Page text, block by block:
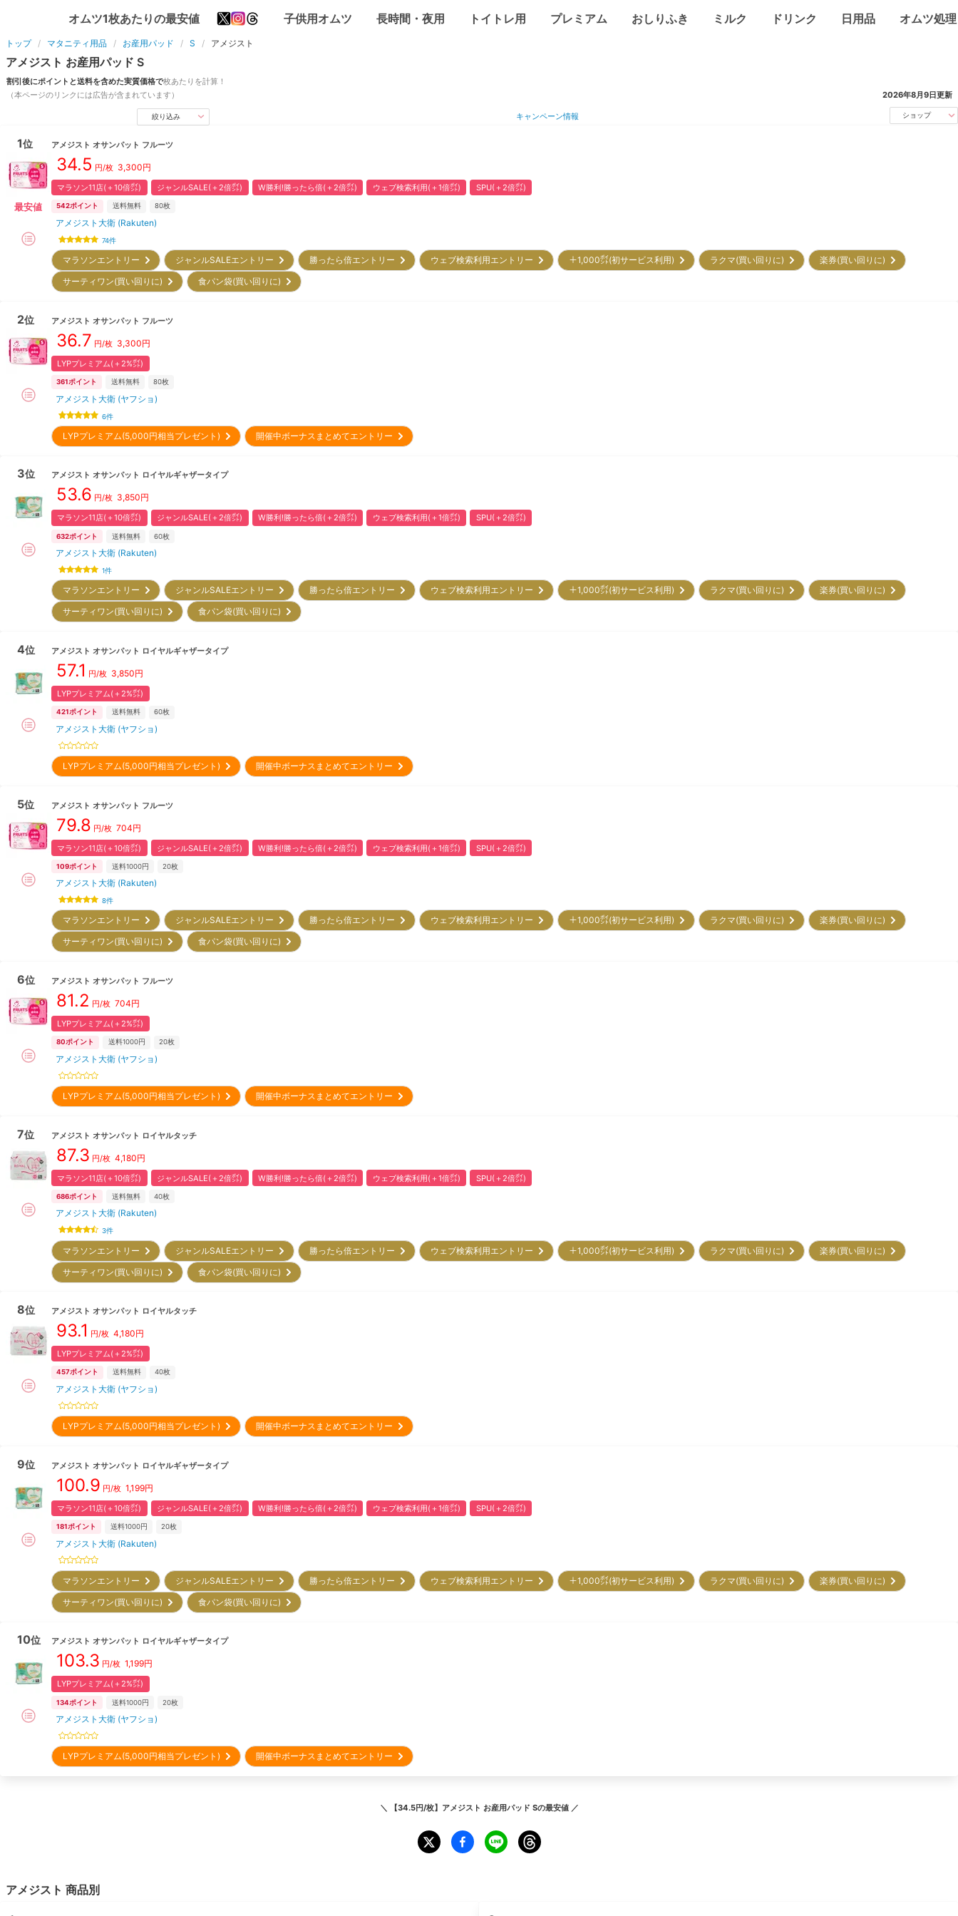
オムツ1枚あたりの最安値 子供用オムツ 長時間・夜用 トイトレ用 プレミアム おしりふき ミルク ドリンク 日用品 オムツ処理
トップ マタニティ用品 お産用パッド S アメジスト
アメジスト お産用パッド S
割引後にポイントと送料を含めた実質価格で枚あたりを計算！
（本ページのリンクには広告が含まれています）
2026年8月9日更新
絞り込み キャンペーン情報 ショップ
1位
最安値
アメジスト オサンパット フルーツ
34.5 円/枚 3,300円
マラソン11店(＋10倍㌽) ジャンルSALE(＋2倍㌽) W勝利!勝ったら倍(＋2倍㌽) ウェブ検索利用(＋1倍㌽) SPU(＋2倍㌽)
542ポイント 送料無料 80枚
アメジスト大衛 (Rakuten)
74件
マラソンエントリー ジャンルSALEエントリー 勝ったら倍エントリー ウェブ検索利用エントリー ＋1,000㌽(初サービス利用) ラクマ(買い回りに)
楽券(買い回りに)
サーティワン(買い回りに)
食パン袋(買い回りに)
2位 アメジスト オサンパット フルーツ
36.7 円/枚 3,300円
LYPプレミアム(＋2%㌽)
361ポイント 送料無料 80枚
アメジスト大衛 (ヤフショ)
6件
LYPプレミアム(5,000円相当プレゼント) 開催中ボーナスまとめてエントリー
3位 アメジスト オサンパット ロイヤルギャザータイプ
53.6 円/枚 3,850円
マラソン11店(＋10倍㌽) ジャンルSALE(＋2倍㌽) W勝利!勝ったら倍(＋2倍㌽) ウェブ検索利用(＋1倍㌽) SPU(＋2倍㌽)
632ポイント 送料無料 60枚
アメジスト大衛 (Rakuten)
1件
マラソンエントリー ジャンルSALEエントリー 勝ったら倍エントリー ウェブ検索利用エントリー ＋1,000㌽(初サービス利用) ラクマ(買い回りに)
楽券(買い回りに)
サーティワン(買い回りに)
食パン袋(買い回りに)
4位 アメジスト オサンパット ロイヤルギャザータイプ
57.1 円/枚 3,850円
LYPプレミアム(＋2%㌽)
421ポイント 送料無料 60枚
アメジスト大衛 (ヤフショ)
LYPプレミアム(5,000円相当プレゼント) 開催中ボーナスまとめてエントリー
5位 アメジスト オサンパット フルーツ
79.8 円/枚 704円
マラソン11店(＋10倍㌽) ジャンルSALE(＋2倍㌽) W勝利!勝ったら倍(＋2倍㌽) ウェブ検索利用(＋1倍㌽) SPU(＋2倍㌽)
109ポイント 送料1000円 20枚
アメジスト大衛 (Rakuten)
8件
マラソンエントリー ジャンルSALEエントリー 勝ったら倍エントリー ウェブ検索利用エントリー ＋1,000㌽(初サービス利用) ラクマ(買い回りに)
楽券(買い回りに)
サーティワン(買い回りに)
食パン袋(買い回りに)
6位 アメジスト オサンパット フルーツ
81.2 円/枚 704円
LYPプレミアム(＋2%㌽)
80ポイント 送料1000円 20枚
アメジスト大衛 (ヤフショ)
LYPプレミアム(5,000円相当プレゼント) 開催中ボーナスまとめてエントリー
7位 アメジスト オサンパット ロイヤルタッチ
87.3 円/枚 4,180円
マラソン11店(＋10倍㌽) ジャンルSALE(＋2倍㌽) W勝利!勝ったら倍(＋2倍㌽) ウェブ検索利用(＋1倍㌽) SPU(＋2倍㌽)
686ポイント 送料無料 40枚
アメジスト大衛 (Rakuten)
3件
マラソンエントリー ジャンルSALEエントリー 勝ったら倍エントリー ウェブ検索利用エントリー ＋1,000㌽(初サービス利用) ラクマ(買い回りに)
楽券(買い回りに)
サーティワン(買い回りに)
食パン袋(買い回りに)
8位 アメジスト オサンパット ロイヤルタッチ
93.1 円/枚 4,180円
LYPプレミアム(＋2%㌽)
457ポイント 送料無料 40枚
アメジスト大衛 (ヤフショ)
LYPプレミアム(5,000円相当プレゼント) 開催中ボーナスまとめてエントリー
9位 アメジスト オサンパット ロイヤルギャザータイプ
100.9 円/枚 1,199円
マラソン11店(＋10倍㌽) ジャンルSALE(＋2倍㌽) W勝利!勝ったら倍(＋2倍㌽) ウェブ検索利用(＋1倍㌽) SPU(＋2倍㌽)
181ポイント 送料1000円 20枚
アメジスト大衛 (Rakuten)
マラソンエントリー ジャンルSALEエントリー 勝ったら倍エントリー ウェブ検索利用エントリー ＋1,000㌽(初サービス利用) ラクマ(買い回りに)
楽券(買い回りに)
サーティワン(買い回りに)
食パン袋(買い回りに)
10位 アメジスト オサンパット ロイヤルギャザータイプ
103.3 円/枚 1,199円
LYPプレミアム(＋2%㌽)
134ポイント 送料1000円 20枚
アメジスト大衛 (ヤフショ)
LYPプレミアム(5,000円相当プレゼント) 開催中ボーナスまとめてエントリー
＼ 【34.5円/枚】アメジスト お産用パッド Sの最安値 ／
アメジスト 商品別